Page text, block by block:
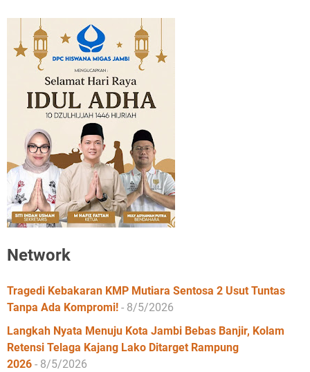
Network
Tragedi Kebakaran KMP Mutiara Sentosa 2 Usut Tuntas
Tanpa Ada Kompromi! - 8/5/2026
Langkah Nyata Menuju Kota Jambi Bebas Banjir, Kolam
Retensi Telaga Kajang Lako Ditarget Rampung
2026 - 8/5/2026